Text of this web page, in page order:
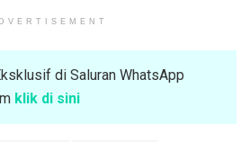
di Saluran WhatsApp
klik di sini